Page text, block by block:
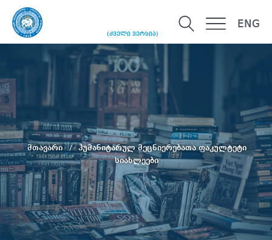
(ძველი ვერსია)
ENG
მთავარი
ჰუმანიტარულ მეცნიერებათა ფაკულტეტი
სიახლეები